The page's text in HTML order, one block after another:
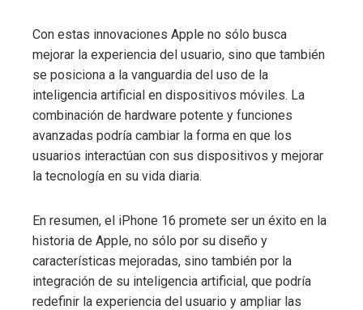
Con estas innovaciones Apple no sólo busca
mejorar la experiencia del usuario, sino que también
se posiciona a la vanguardia del uso de la
inteligencia artificial en dispositivos móviles. La
combinación de hardware potente y funciones
avanzadas podría cambiar la forma en que los
usuarios interactúan con sus dispositivos y mejorar
la tecnología en su vida diaria.
En resumen, el iPhone 16 promete ser un éxito en la
historia de Apple, no sólo por su diseño y
características mejoradas, sino también por la
integración de su inteligencia artificial, que podría
redefinir la experiencia del usuario y ampliar las